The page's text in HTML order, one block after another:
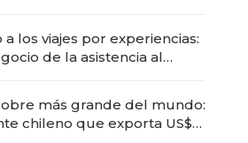
los viajes por experiencias:
de la asistencia al
más grande del mundo:
chileno que exporta US$